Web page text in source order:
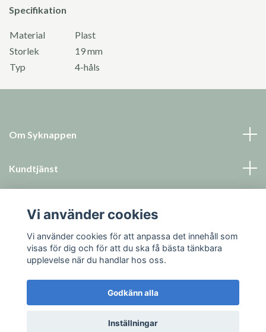
Specifikation
Material
Plast
Storlek
19 mm
Typ
4-håls
Om Syknappen
Kundtjänst
Sociala medier
© 2026 Syknappen
Vi använder cookies
Vi använder cookies för att anpassa det innehåll som
visas för dig och för att du ska få bästa tänkbara
upplevelse när du handlar hos oss.
Godkänn alla
Inställningar